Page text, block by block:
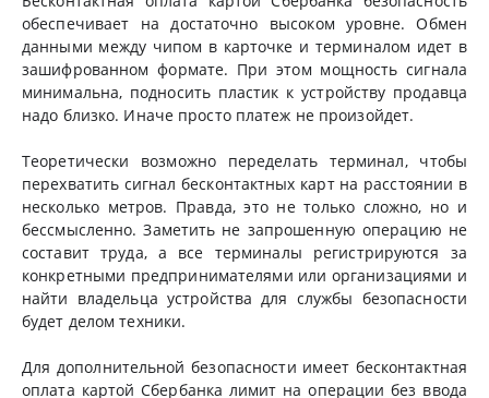
обеспечивает на достаточно высоком уровне. Обмен
данными между чипом в карточке и терминалом идет в
зашифрованном формате. При этом мощность сигнала
минимальна, подносить пластик к устройству продавца
надо близко. Иначе просто платеж не произойдет.
Теоретически возможно переделать терминал, чтобы
перехватить сигнал бесконтактных карт на расстоянии в
несколько метров. Правда, это не только сложно, но и
бессмысленно. Заметить не запрошенную операцию не
составит труда, а все терминалы регистрируются за
конкретными предпринимателями или организациями и
найти владельца устройства для службы безопасности
будет делом техники.
Для дополнительной безопасности имеет бесконтактная
оплата картой Сбербанка лимит на операции без ввода